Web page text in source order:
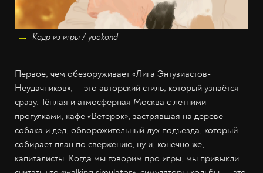
Кадр из игры / yookond
Первое, чем обезоруживает «Лига Энтузиастов-
Неудачников», — это авторский стиль, который узнаётся
сразу. Тёплая и атмосферная Москва с летними
прогулками, кафе «Ветерок», застрявшая на дереве
собака и дед, обворожительный дух подъезда, который
собирает план по свержению, ну и, конечно же,
капиталисты. Когда мы говорим про игры, мы привыкли